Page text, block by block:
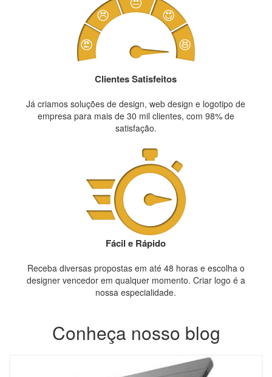
Clientes Satisfeitos
Já criamos soluções de design, web design e logotipo de
empresa para mais de 30 mil clientes, com 98% de
satisfação.
Fácil e Rápido
Receba diversas propostas em até 48 horas e escolha o
designer vencedor em qualquer momento. Criar logo é a
nossa especialidade.
Conheça nosso blog